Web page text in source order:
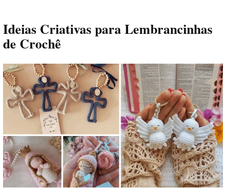
Ideias Criativas para Lembrancinhas
de Crochê